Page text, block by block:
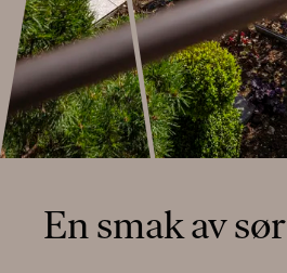
En smak av sør